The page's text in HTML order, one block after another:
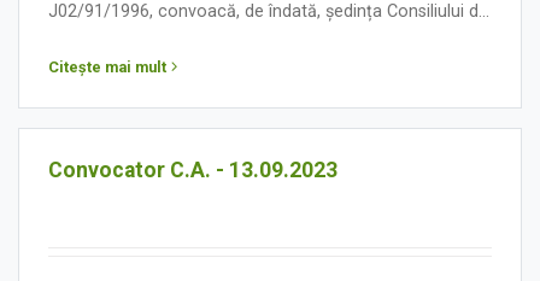
J02/91/1996, convoacă, de îndată, ședința Consiliului de
15.00, cu următoarea:
Citește mai mult
Convocator C.A. - 13.09.2023